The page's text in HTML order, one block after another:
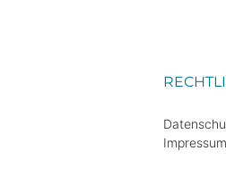
Impressum